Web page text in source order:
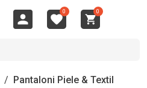
0 0
/ Pantaloni Piele & Textil